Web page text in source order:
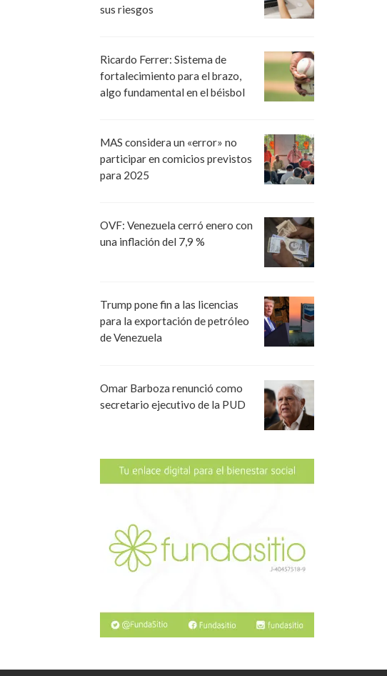
sus riesgos
Ricardo Ferrer: Sistema de
fortalecimiento para el brazo,
algo fundamental en el béisbol
MAS considera un «error» no
participar en comicios previstos
para 2025
OVF: Venezuela cerró enero con
una inflación del 7,9 %
Trump pone fin a las licencias
para la exportación de petróleo
de Venezuela
Omar Barboza renunció como
secretario ejecutivo de la PUD